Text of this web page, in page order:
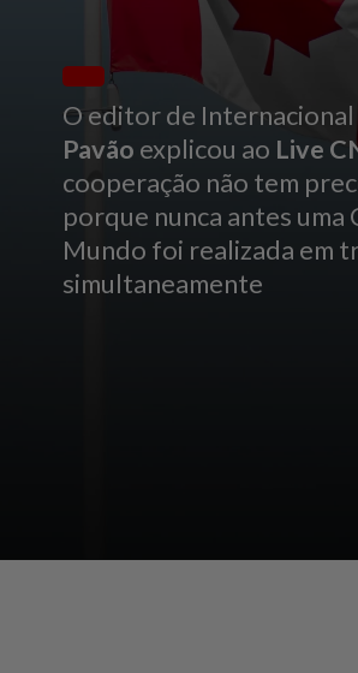
O editor de Internacional
Pavão explicou ao Live
cooperação não tem
porque nunca antes uma
Mundo foi realizada em
simultaneamente